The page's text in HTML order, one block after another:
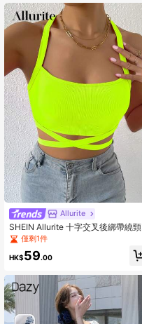
Allurite
SHEIN Allurite 十字交叉後綁帶繞頸
短上衣僅剩1件
HK$59.00